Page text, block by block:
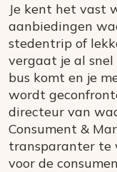
Je kent het vast
aanbiedingen
stedentrip of
vergaat je al
bus komt en je
wordt
directeur van
Consument &
transparanter te
voor de